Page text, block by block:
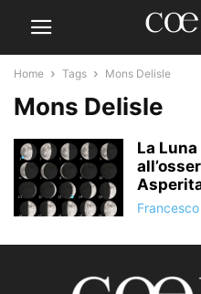
Home Tags Mons Delisle
Mons Delisle
La